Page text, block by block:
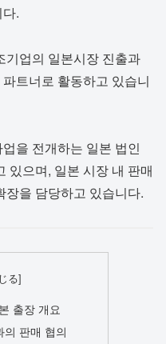
.
기업의 일본시장 진출과
트너로 활동하고 있습니
을 전개하는 일본 법인
있으며, 일본 시장 내 판매
장을 담당하고 있습니다.
출장 개요
의 판매 협의